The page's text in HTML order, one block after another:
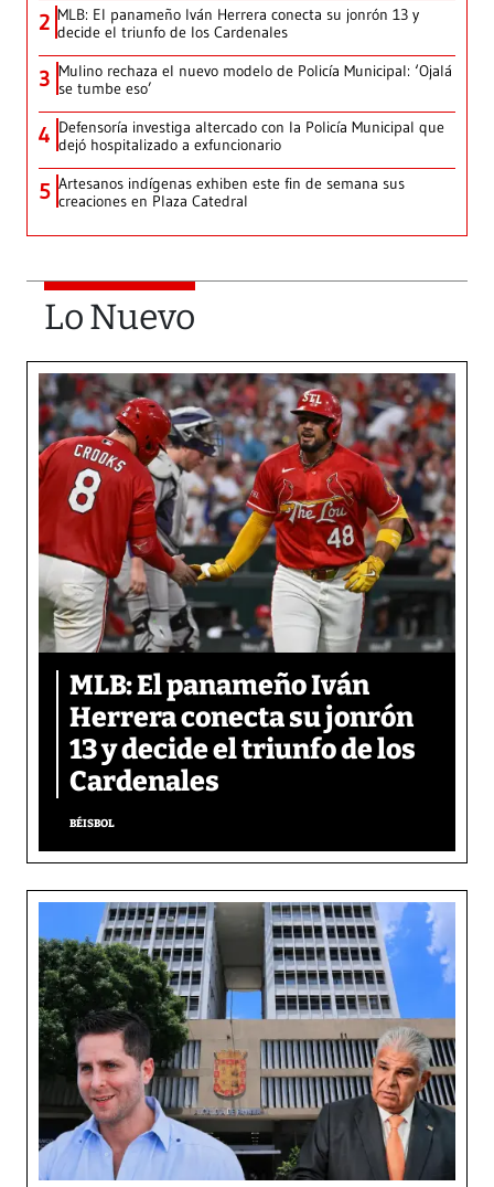
2 MLB: El panameño Iván Herrera conecta su jonrón 13 y
decide el triunfo de los Cardenales
3 Mulino rechaza el nuevo modelo de Policía Municipal: ‘Ojalá
se tumbe eso’
4 Defensoría investiga altercado con la Policía Municipal que
dejó hospitalizado a exfuncionario
5 Artesanos indígenas exhiben este fin de semana sus
creaciones en Plaza Catedral
Lo Nuevo
MLB: El panameño Iván
Herrera conecta su jonrón
13 y decide el triunfo de los
Cardenales
BÉISBOL